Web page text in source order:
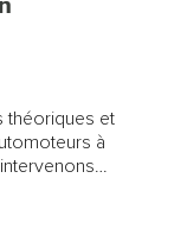
théoriques et
à
Nous